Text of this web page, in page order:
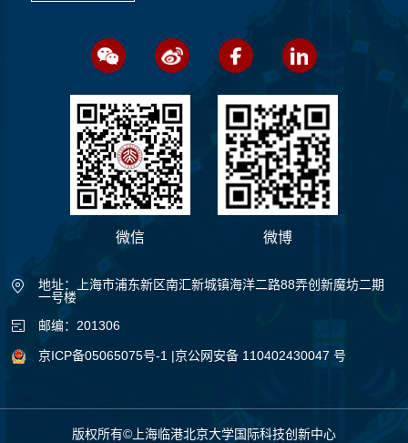
微信 微博
地址：上海市浦东新区南汇新城镇海洋二路88弄创新魔坊二期
一号楼
邮编：201306
京ICP备05065075号-1 |京公网安备 110402430047 号
版权所有©上海临港北京大学国际科技创新中心